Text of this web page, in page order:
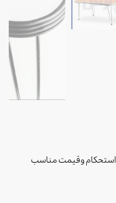
، استحکام وقیمت مناسب